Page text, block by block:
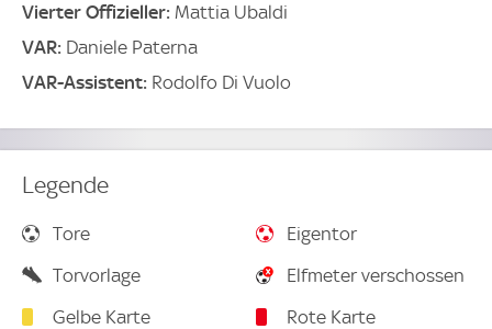
Vierter Offizieller: Mattia Ubaldi
VAR: Daniele Paterna
VAR-Assistent: Rodolfo Di Vuolo
Legende
Tore
Eigentor
Torvorlage
Elfmeter verschossen
Gelbe Karte
Rote Karte